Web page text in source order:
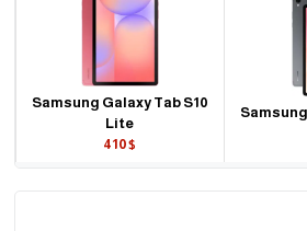
Samsung Galaxy Tab S10
Lite
410$